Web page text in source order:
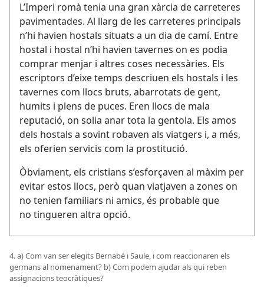
L’Imperi romà tenia una gran xàrcia de carreteres
pavimentades. Al llarg de les carreteres principals
n’hi havien hostals situats a un dia de camí. Entre
hostal i hostal n’hi havien tavernes on es podia
comprar menjar i altres coses necessàries. Els
escriptors d’eixe temps descriuen els hostals i les
tavernes com llocs bruts, abarrotats de gent,
humits i plens de puces. Eren llocs de mala
reputació, on solia anar tota la gentola. Els amos
dels hostals a sovint robaven als viatgers i, a més,
els oferien servicis com la prostitució.
Òbviament, els cristians s’esforçaven al màxim per
evitar estos llocs, però quan viatjaven a zones on
no tenien familiars ni amics, és probable que
no tingueren altra opció.
4. a) Com van ser elegits Bernabé i Saule, i com reaccionaren els
germans al nomenament? b) Com podem ajudar als qui reben
assignacions teocràtiques?